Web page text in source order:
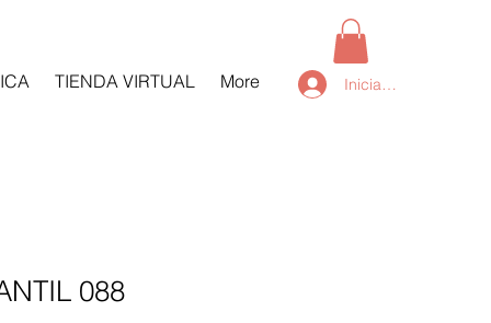
TIENDA VIRTUAL More Iniciar sesión
088